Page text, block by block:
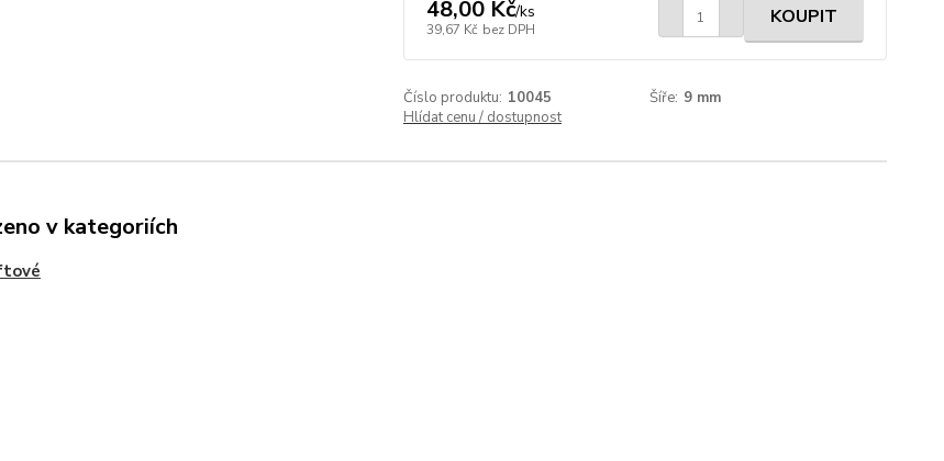
48,00 Kč/ks
39,67 Kč bez DPH
KOUPIT
Číslo produktu: 10045 Šíře: 9 mm
Hlídat cenu / dostupnost
v kategoriích